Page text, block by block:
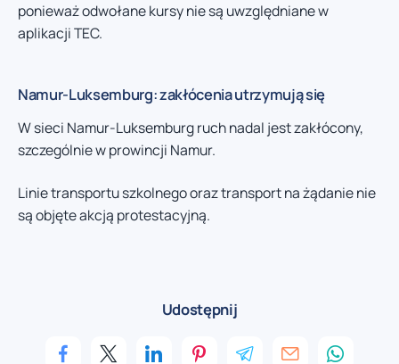
ponieważ odwołane kursy nie są uwzględniane w
aplikacji TEC.
Namur-Luksemburg: zakłócenia utrzymują się
W sieci Namur-Luksemburg ruch nadal jest zakłócony,
szczególnie w prowincji Namur.
Linie transportu szkolnego oraz transport na żądanie nie
są objęte akcją protestacyjną.
Udostępnij